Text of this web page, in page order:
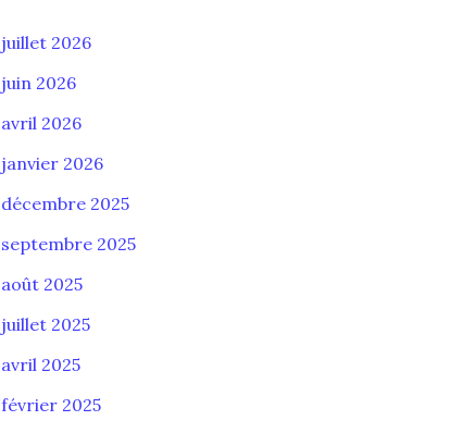
juillet 2026
juin 2026
avril 2026
janvier 2026
décembre 2025
septembre 2025
août 2025
juillet 2025
avril 2025
février 2025